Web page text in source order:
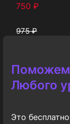
750 ₽
975₽
Поможем
Любого
Это